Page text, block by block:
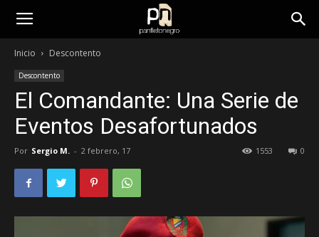
panfletonegro
Inicio Descontento
Descontento
El Comandante: Una Serie de
Eventos Desafortunados
Por Sergio M. - 2 febrero, 17 0
1553